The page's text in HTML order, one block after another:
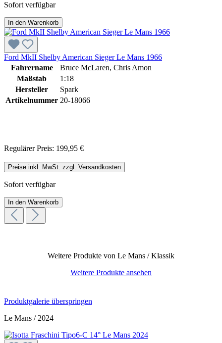
Sofort verfügbar
In den Warenkorb
Ford MkII Shelby American Sieger Le Mans 1966
Fahrername
Bruce McLaren, Chris Amon
Maßstab
1:18
Hersteller
Spark
Artikelnummer 20-18066
Regulärer Preis: 199,95 €
Preise inkl. MwSt. zzgl. Versandkosten
Sofort verfügbar
In den Warenkorb
Weitere Produkte von Le Mans / Klassik
Weitere Produkte ansehen
Produktgalerie überspringen
Le Mans / 2024